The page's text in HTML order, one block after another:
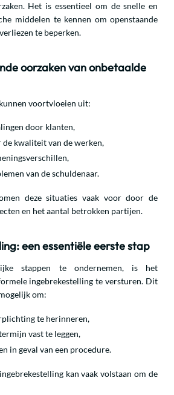
Het is essentieel om de snelle en
middelen te kennen om openstaande
te beperken.
oorzaken van onbetaalde
voortvloeien uit:
door klanten,
de kwaliteit van de werken,
van de schuldenaar.
deze situaties vaak voor door de
en het aantal betrokken partijen.
een essentiële eerste stap
stappen te ondernemen, is het
ingebrekestelling te versturen. Dit
om:
te herinneren,
vast te leggen,
in geval van een procedure.
kan vaak volstaan om de